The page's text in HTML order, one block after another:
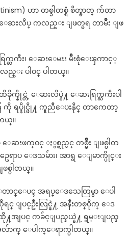
ဟာ တစ္ခါတစ္ရံ စိတ္ဓာတ္ က်တာ
ပီး ေဆးလိပ္ ကလည္း ျဖတ္မရ တာမ်ိဳး ျဖ
က္ႀကီး၊ ေဆးေမႊး မ်ိဳးစုံေၾကာင့္
း ပါဝင္ ပါတယ္။
နိုင္တဲ့ ေဆးလိပ္နဲ႔ ေဆးရြက္ႀကီးပါ
ကို ရပ္နိုင္ဖို႔ ကူညီေပးနိုင္ တာကေတာ့
ယ္။
ဖက္ဝင္ ႏွစ္ရွည္ပင္ တစ္မ်ိဳး ျဖစ္ပါတ
ာပ ေဒသမ်ား၊ အာရွ ေျမာက္ပိုင္း
ပါတယ္။
တာင္ေပၚ အရပ္ေဒသေတြမွာ ေပါ
ရင္ ျပင္ဦးလြင္နဲ႔ အနီးတစ္ဝိုက္ ေဒ
အျပင္ ကခ်င္ျပည္နယ္နဲ႔ ရွမ္းျပည္န
က္ ေပါက္ေရာက္ပါတယ္။